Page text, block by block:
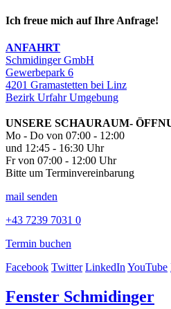
Ich freue mich auf Ihre Anfrage!
ANFAHRT
Schmidinger GmbH
Gewerbepark 6
4201 Gramastetten bei Linz
Bezirk Urfahr Umgebung
UNSERE SCHAURAUM-
Mo - Do von 07:00 - 12:00
und 12:45 - 16:30 Uhr
Fr von 07:00 - 12:00 Uhr
Bitte um Terminvereinbarung
mail senden
+43 7239 7031 0
Termin buchen
Facebook Twitter LinkedInYouTube
Fenster Schmidinger